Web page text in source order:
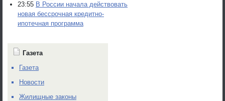
23:55 В России начала действовать
новая бессрочная кредитно-
ипотечная программа
Газета
Газета
Новости
Жилищные законы